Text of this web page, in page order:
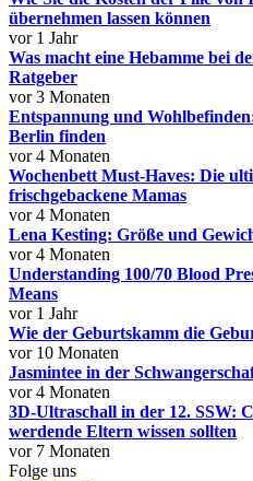
übernehmen lassen können
vor 1 Jahr
Was macht eine Hebamme bei
Ratgeber
vor 3 Monaten
Entspannung und
Berlin finden
vor 4 Monaten
Wochenbett Must-Haves: Die
frischgebackene Mamas
vor 4 Monaten
Lena Kesting: Größe und
vor 4 Monaten
Understanding 100/70 Blood
Means
vor 1 Jahr
Wie der Geburtskamm die
vor 10 Monaten
Jasmintee in der
vor 4 Monaten
3D-Ultraschall in der 12. SSW:
werdende Eltern wissen sollten
vor 7 Monaten
Folge uns